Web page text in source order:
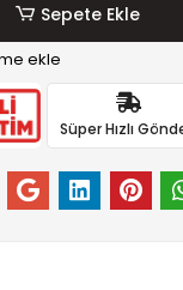
Sepete Ekle
ekle
Süper Hızlı